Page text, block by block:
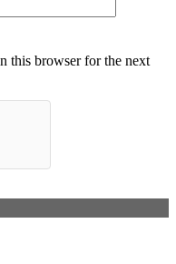
this browser for the next